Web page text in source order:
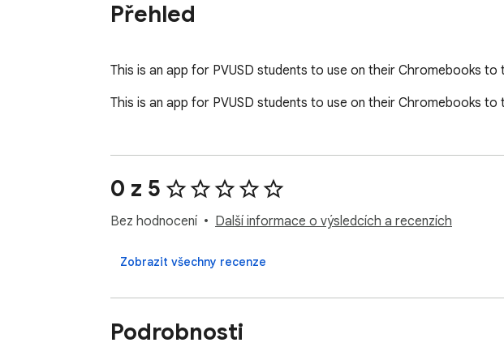
Přehled
This is an app for PVUSD students to use on their Chromebooks to
This is an app for PVUSD students to use on their Chromebooks to
0 z 5
Bez hodnocení Další informace o výsledcích a recenzích
Zobrazit všechny recenze
Podrobnosti